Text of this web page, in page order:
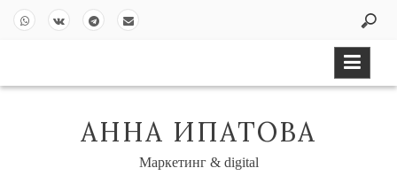
АННА ИПАТОВА
Маркетинг & digital